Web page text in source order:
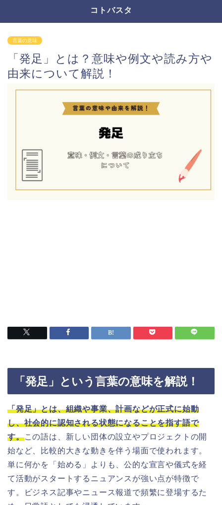
コトバスタ
言葉の意味
「発足」とは？意味や例文や読み方や
由来について解説！
「発足」という言葉の意味を解説！
「発足」とは、組織や事業、計画などが正式に始動
し、社会的に認知される状態になることを指す語で
す。この語は、新しい団体の設立やプロジェクトの開
始など、比較的大きな動きを伴う場面で使われます。
単に何かを「始める」よりも、公的な宣言や儀式を経
て活動がスタートするニュアンスが強い点が特徴で
す。ビジネス記事やニュース報道で頻繁に登場するた